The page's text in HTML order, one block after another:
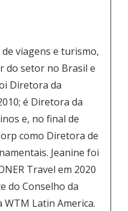
viagens e turismo,
do setor no Brasil e
Diretora da
é Diretora da
e, no final de
como Diretora de
Jeanine foi
Travel em 2020
do Conselho da
WTM Latin America.